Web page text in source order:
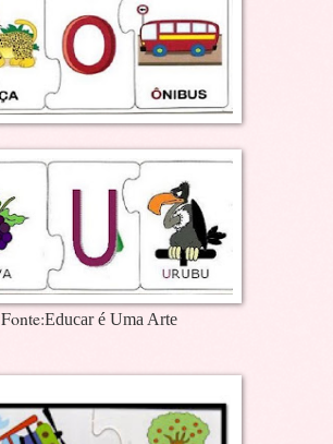
Fonte:Educar é Uma Arte